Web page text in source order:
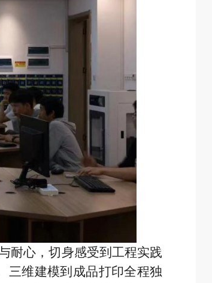
耐心，切身感受到工程实践
三维建模到成品打印全程独